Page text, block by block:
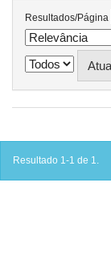
Resultados/Página
Resultado 1-1 de 1.